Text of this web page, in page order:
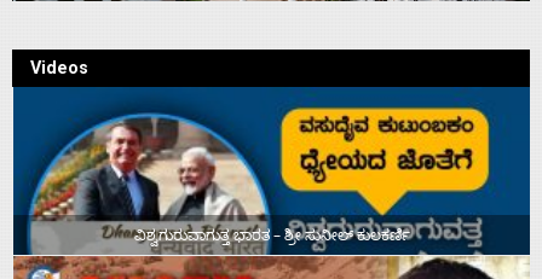
Videos
ವಿಶ್ವಗುರುವಾಗುತ್ತ ಭಾರತ – ಶ್ರೀ ಸುನೀಲ್‌ ಕುಲಕರ್ಣಿ